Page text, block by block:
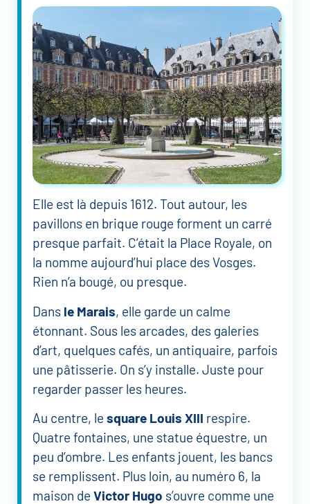
Elle est là depuis 1612. Tout autour, les
pavillons en brique rouge forment un carré
presque parfait. C’était la Place Royale, on
la nomme aujourd’hui place des Vosges.
Rien n’a bougé, ou presque.
Dans le Marais, elle garde un calme
étonnant. Sous les arcades, des galeries
d’art, quelques cafés, un antiquaire, parfois
une pâtisserie. On s’y installe. Juste pour
regarder passer les heures.
Au centre, le square Louis XIII respire.
Quatre fontaines, une statue équestre, un
peu d’ombre. Les enfants jouent, les bancs
se remplissent. Plus loin, au numéro 6, la
maison de Victor Hugo s’ouvre comme une